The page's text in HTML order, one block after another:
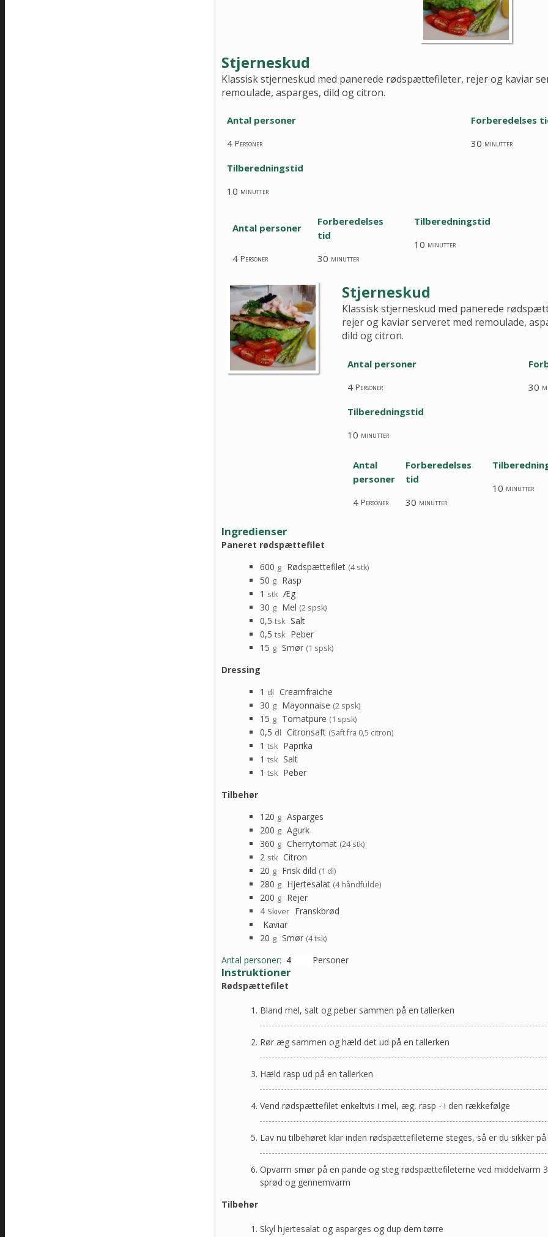
Stjerneskud
Klassisk stjerneskud med panerede rødspættefileter, rejer og kaviar
remoulade, asparges, dild og citron.
Antal personer
Forberedelses
4 Personer 30 minutter
Tilberedningstid
10 minutter
Antal personer
Forberedelses
tid
4 Personer 30 minutter
Tilberedningstid
10 minutter
Stjerneskud
Klassisk stjerneskud med panerede
rejer og kaviar serveret med remoulade,
dild og citron.
Antal personer
4 Personer 30
Tilberedningstid
10 minutter
Antal
personer
Forberedelses
tid
4 Personer 30 minutter
10 minutter
Ingredienser
Paneret rødspættefilet
600 g Rødspættefilet (4 stk)
50 g Rasp
1 stk Æg
30 g Mel (2 spsk)
0,5 tsk Salt
0,5 tsk Peber
15 g Smør (1 spsk)
Dressing
1 dl Creamfraiche
30 g Mayonnaise (2 spsk)
15 g Tomatpure (1 spsk)
0,5 dl Citronsaft (Saft fra 0,5 citron)
1 tsk Paprika
1 tsk Salt
1 tsk Peber
Tilbehør
120 g Asparges
200 g Agurk
360 g Cherrytomat (24 stk)
2 stk Citron
20 g Frisk dild (1 dl)
280 g Hjertesalat (4 håndfulde)
200 g Rejer
4 Skiver Franskbrød
Kaviar
20 g Smør (4 tsk)
Antal personer: Personer
Instruktioner
Rødspættefilet
Bland mel, salt og peber sammen på en tallerken
Rør æg sammen og hæld det ud på en tallerken
Hæld rasp ud på en tallerken
Vend rødspættefilet enkeltvis i mel, æg, rasp - i den rækkefølge
Lav nu tilbehøret klar inden rødspættefileterne steges, så er du sikker
Opvarm smør på en pande og steg rødspættefileterne ved middelvarm
sprød og gennemvarm
Tilbehør
Skyl hjertesalat og asparges og dup dem tørre